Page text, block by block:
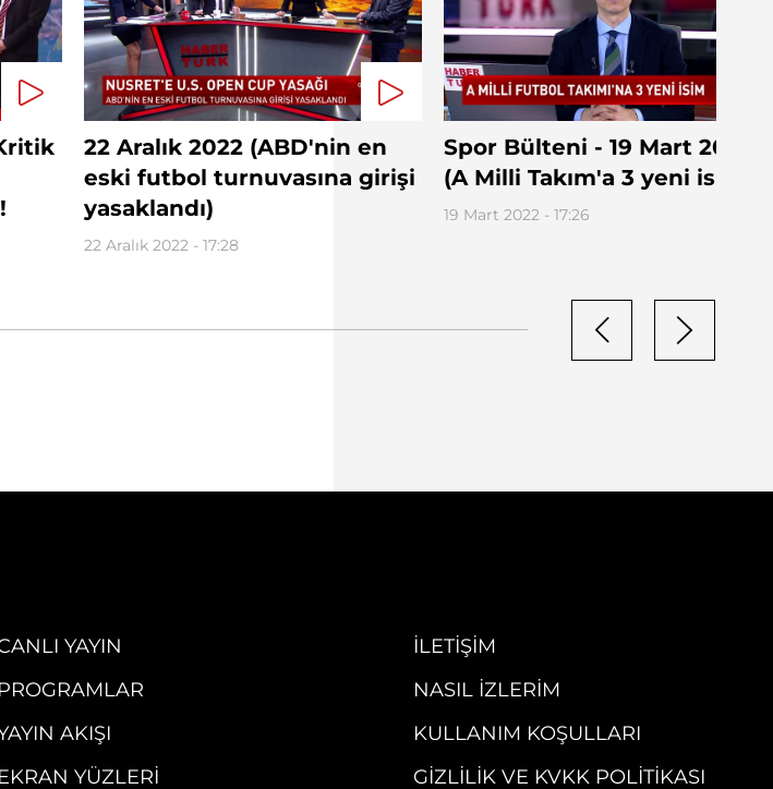
22 Aralık 2022 (ABD'nin en
eski futbol turnuvasına girişi
yasaklandı)
22 Aralık 2022 - 17:28
Spor Bülteni - 19 Mart 2022
(A Milli Takım'a 3 yeni isim)
19 Mart 2022 - 17:26
YAYIN
PROGRAMLAR
AKIŞI
EKRAN YÜZLERI
İLETIŞIM
NASIL İZLERIM
KULLANIM KOŞULLARI
GIZLILIK VE KVKK POLITIKASI